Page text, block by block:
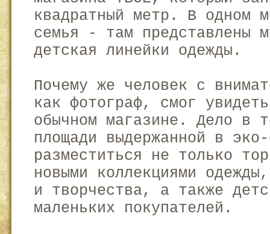
квадратный метр. В одном
семья - там представлены
детская линейки одежды.
Почему же человек с
как фотограф, смог
обычном магазине. Дело в
площади выдержанной в
разместиться не только
новыми коллекциями
и творчества, а также
маленьких покупателей.